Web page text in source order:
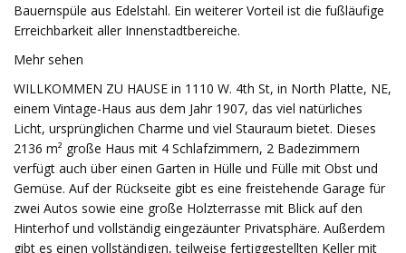
Bauernspüle aus Edelstahl. Ein weiterer Vorteil ist die fußläufige
Erreichbarkeit aller Innenstadtbereiche.
Mehr sehen
WILLKOMMEN ZU HAUSE in 1110 W. 4th St, in North Platte, NE,
einem Vintage-Haus aus dem Jahr 1907, das viel natürliches
Licht, ursprünglichen Charme und viel Stauraum bietet. Dieses
2136 m² große Haus mit 4 Schlafzimmern, 2 Badezimmern
verfügt auch über einen Garten in Hülle und Fülle mit Obst und
Gemüse. Auf der Rückseite gibt es eine freistehende Garage für
zwei Autos sowie eine große Holzterrasse mit Blick auf den
Hinterhof und vollständig eingezäunter Privatsphäre. Außerdem
gibt es einen vollständigen, teilweise fertiggestellten Keller mit